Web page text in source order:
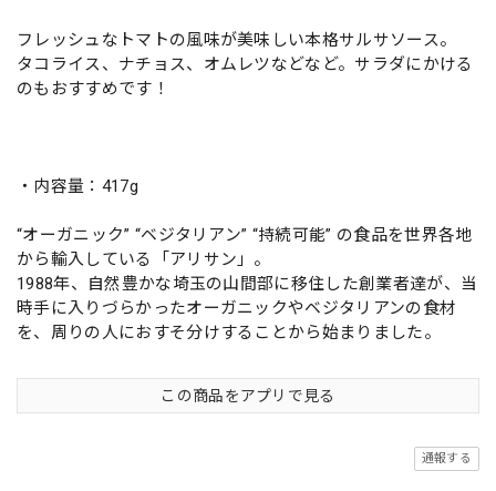
フレッシュなトマトの風味が美味しい本格サルサソース。
タコライス、ナチョス、オムレツなどなど。サラダにかける
のもおすすめです！
・内容量：417g
“オーガニック” “ベジタリアン” “持続可能” の食品を世界各地
から輸入している「アリサン」。
1988年、自然豊かな埼玉の山間部に移住した創業者達が、当
時手に入りづらかったオーガニックやベジタリアンの食材
を、周りの人におすそ分けすることから始まりました。
この商品をアプリで見る
通報する